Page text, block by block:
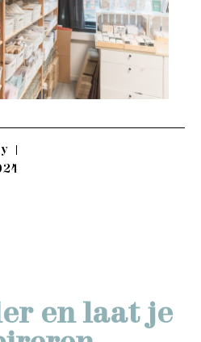
en laat je